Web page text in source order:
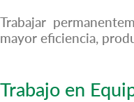
Trabajar
mayor eficiencia,
Trabajo en